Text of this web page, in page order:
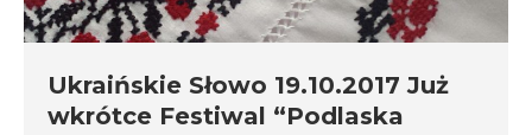
Ukraińskie Słowo 19.10.2017 Już
wkrótce Festiwal “Podlaska